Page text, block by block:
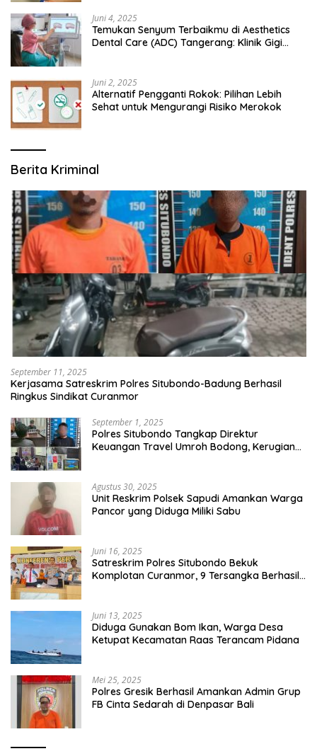
Juni 4, 2025
Temukan Senyum Terbaikmu di Aesthetics
Dental Care (ADC) Tangerang: Klinik Gigi
Juni 2, 2025
Alternatif Pengganti Rokok: Pilihan Lebih
Sehat untuk Mengurangi Risiko Merokok
Berita Kriminal
September 11, 2025
Kerjasama Satreskrim Polres Situbondo-Badung Berhasil
Ringkus Sindikat Curanmor
September 1, 2025
Polres Situbondo Tangkap Direktur
Keuangan Travel Umroh Bodong, Kerugian
Agustus 30, 2025
Unit Reskrim Polsek Sapudi Amankan Warga
Pancor yang Diduga Miliki Sabu
Juni 16, 2025
Satreskrim Polres Situbondo Bekuk
Komplotan Curanmor, 9 Tersangka Berhasil
Juni 13, 2025
Diduga Gunakan Bom Ikan, Warga Desa
Ketupat Kecamatan Raas Terancam Pidana
Mei 25, 2025
Polres Gresik Berhasil Amankan Admin Grup
FB Cinta Sedarah di Denpasar Bali